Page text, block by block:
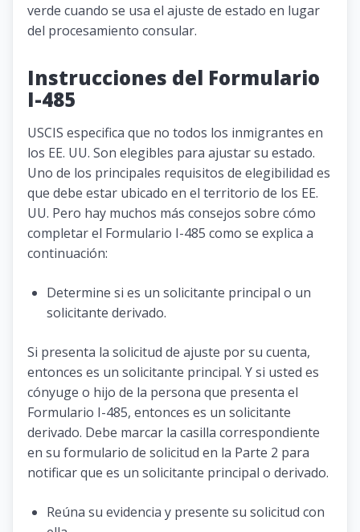
verde cuando se usa el ajuste de estado en lugar
del procesamiento consular.
Instrucciones del Formulario
I-485
USCIS especifica que no todos los inmigrantes en
los EE. UU. Son elegibles para ajustar su estado.
Uno de los principales requisitos de elegibilidad es
que debe estar ubicado en el territorio de los EE.
UU. Pero hay muchos más consejos sobre cómo
completar el Formulario I-485 como se explica a
continuación:
Determine si es un solicitante principal o un
solicitante derivado.
Si presenta la solicitud de ajuste por su cuenta,
entonces es un solicitante principal. Y si usted es
cónyuge o hijo de la persona que presenta el
Formulario I-485, entonces es un solicitante
derivado. Debe marcar la casilla correspondiente
en su formulario de solicitud en la Parte 2 para
notificar que es un solicitante principal o derivado.
Reúna su evidencia y presente su solicitud con